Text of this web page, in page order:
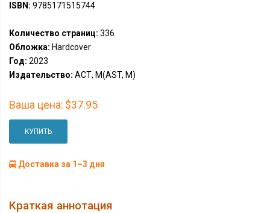
ISBN: 9785171515744
Количество страниц: 336
Обложка: Hardcover
Год: 2023
Издательство: АСТ, М(AST, M)
Ваша цена: $37.95
КУПИТЬ
Доставка за 1–3 дня
Краткая аннотация